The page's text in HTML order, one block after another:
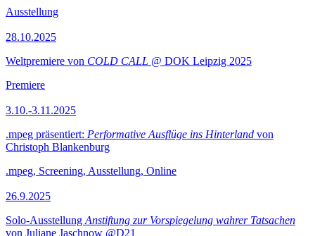
Ausstellung
28.10.2025
Weltpremiere von COLD CALL @ DOK Leipzig 2025
Premiere
3.10.-3.11.2025
.mpeg präsentiert: Performative Ausflüge ins Hinterland von
Christoph Blankenburg
.mpeg, Screening, Ausstellung, Online
26.9.2025
Solo-Ausstellung Anstiftung zur Vorspiegelung wahrer Tatsachen
von Juliane Jaschnow @D21